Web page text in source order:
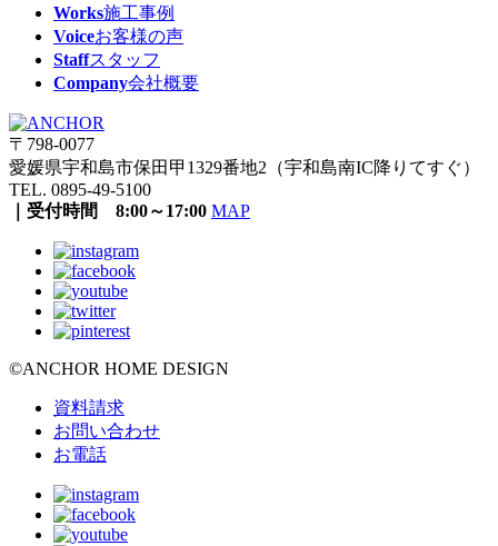
Works施工事例
Voiceお客様の声
Staffスタッフ
Company会社概要
〒798-0077
愛媛県宇和島市保田甲1329番地2（宇和島南IC降りてすぐ）
TEL. 0895-49-5100
｜受付時間 8:00～17:00 MAP
©ANCHOR HOME DESIGN
資料請求
お問い合わせ
お電話